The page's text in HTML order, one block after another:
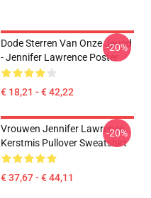
Dode Sterren Van Onze Jeugd
- Jennifer Lawrence Poster
€ 18,21 - € 42,22
-20%
Vrouwen Jennifer Lawrence
Kerstmis Pullover Sweatshirt
€ 37,67 - € 44,11
-20%